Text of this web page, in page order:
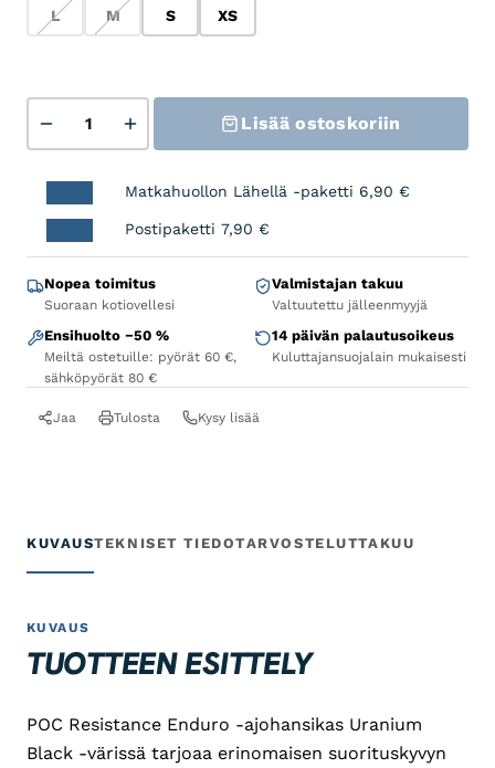
L
L M
M S
S XS
XS
Lisää ostoskoriin
Matkahuollon Lähellä -paketti 6,90 €
Postipaketti 7,90 €
Nopea toimitus
Suoraan kotiovellesi
Valmistajan takuu
Valtuutettu jälleenmyyjä
Ensihuolto −50 %
Meiltä ostetuille: pyörät 60 €,
sähköpyörät 80 €
14 päivän palautusoikeus
Kuluttajansuojalain mukaisesti
Jaa Tulosta Kysy lisää
KUVAUSTEKNISET TIEDOTARVOSTELUTTAKUU
KUVAUS
TUOTTEEN ESITTELY
POC Resistance Enduro -ajohansikas Uranium
Black -värissä tarjoaa erinomaisen suorituskyvyn